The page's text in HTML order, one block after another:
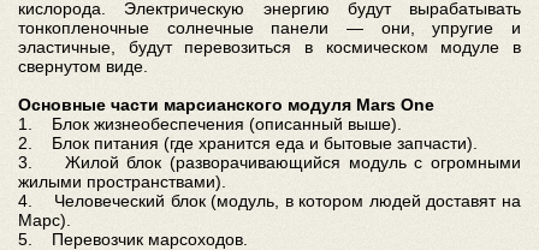
кислорода. Электрическую энергию будут вырабатывать
тонкопленочные солнечные панели — они, упругие и
эластичные, будут перевозиться в космическом модуле в
свернутом виде.
Основные части марсианского модуля Mars One
1. Блок жизнеобеспечения (описанный выше).
2. Блок питания (где хранится еда и бытовые запчасти).
3. Жилой блок (разворачивающийся модуль с огромными
жилыми пространствами).
4. Человеческий блок (модуль, в котором людей доставят на
Марс).
5. Перевозчик марсоходов.